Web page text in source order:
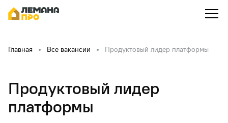
Главная Все вакансии Продуктовый лидер платформы
Продуктовый лидер
платформы